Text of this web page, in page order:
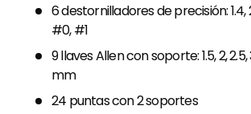
6 destornilladores de precisión: 1.4,
#0, #1
9 llaves Allen con soporte: 1.5, 2, 2.5,
mm
24 puntas con 2 soportes